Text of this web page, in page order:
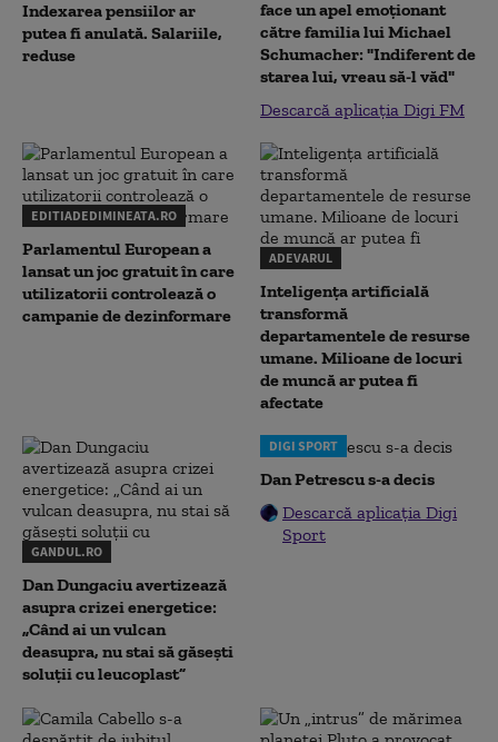
Indexarea pensiilor ar
putea fi anulată. Salariile,
reduse
face un apel emoționant
către familia lui Michael
Schumacher: "Indiferent de
starea lui, vreau să-l văd"
Descarcă aplicația Digi FM
EDITIADEDIMINEATA.RO
Parlamentul European a
lansat un joc gratuit în care
utilizatorii controlează o
campanie de dezinformare
ADEVARUL
Inteligența artificială
transformă
departamentele de resurse
umane. Milioane de locuri
de muncă ar putea fi
afectate
GANDUL.RO
Dan Dungaciu avertizează
asupra crizei energetice:
„Când ai un vulcan
deasupra, nu stai să găsești
soluții cu leucoplast”
DIGI SPORT
Dan Petrescu s-a decis
Descarcă aplicația Digi
Sport